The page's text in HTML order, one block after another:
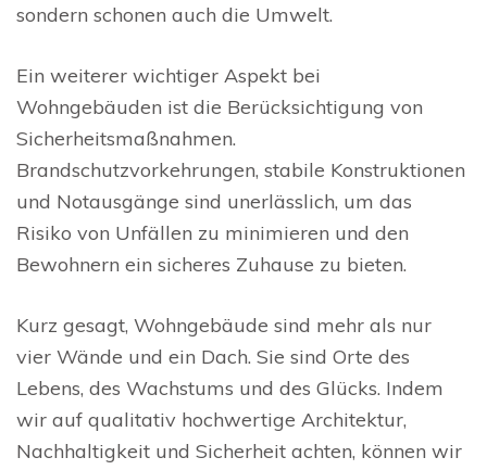
sondern schonen auch die Umwelt.
Ein weiterer wichtiger Aspekt bei
Wohngebäuden ist die Berücksichtigung von
Sicherheitsmaßnahmen.
Brandschutzvorkehrungen, stabile Konstruktionen
und Notausgänge sind unerlässlich, um das
Risiko von Unfällen zu minimieren und den
Bewohnern ein sicheres Zuhause zu bieten.
Kurz gesagt, Wohngebäude sind mehr als nur
vier Wände und ein Dach. Sie sind Orte des
Lebens, des Wachstums und des Glücks. Indem
wir auf qualitativ hochwertige Architektur,
Nachhaltigkeit und Sicherheit achten, können wir